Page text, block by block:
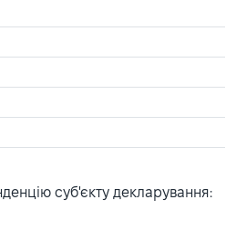
суб'єкту декларування: